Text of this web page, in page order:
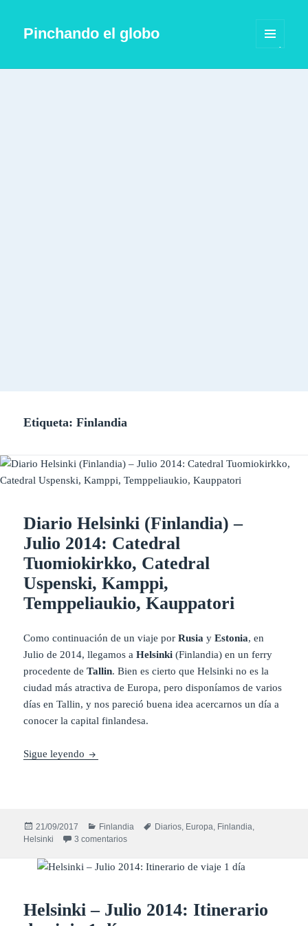
Pinchando el globo
WIDGETS
Etiqueta:Finlandia
Diario Helsinki (Finlandia) –
Julio 2014: Catedral
Tuomiokirkko, Catedral
Uspenski, Kamppi,
Temppeliaukio, Kauppatori
Como continuación de un viaje porRusia yEstonia, en
Julio de 2014, llegamos aHelsinki (Finlandia) en un ferry
procedente deTallin. Bien es cierto que Helsinki no es la
ciudad más atractiva de Europa, pero disponíamos de varios
días en Tallin, y nos pareció buena idea acercarnos un día a
conocer la capital finlandesa.
Sigue leyendo Diario Helsinki (Finlandia) – Julio 2014: Catedral
Publicado
el
21/09/2017 Categorías
Finlandia Etiquetas
Diarios, Europa, Finlandia,
Helsinki
3 comentariosen Diario Helsinki (Finlandia) – Julio 2014:
Helsinki – Julio 2014: Itinerario